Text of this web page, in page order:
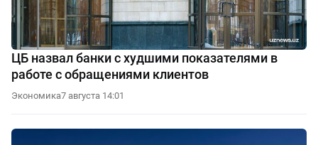
ЦБ назвал банки с худшими показателями в
работе с обращениями клиентов
Экономика7 августа 14:01